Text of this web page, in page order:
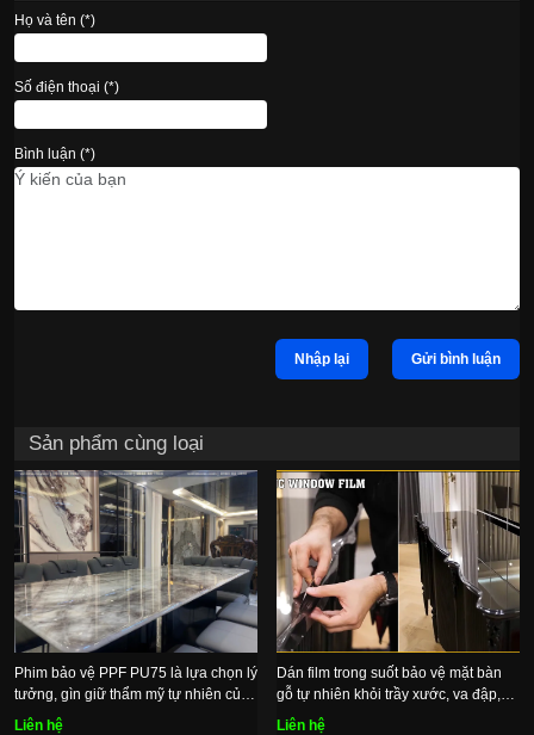
Họ và tên (*)
Số điện thoại (*)
Bình luận (*)
Nhập lại Gửi bình luận
Sản phẩm cùng loại
Phim bảo vệ PPF PU75 là lựa chọn lý
tưởng, gìn giữ thẩm mỹ tự nhiên của
mặt đá
Liên hệ
Dán film trong suốt bảo vệ mặt bàn
gỗ tự nhiên khỏi trầy xước, va đập,
bụi bẩn
Liên hệ